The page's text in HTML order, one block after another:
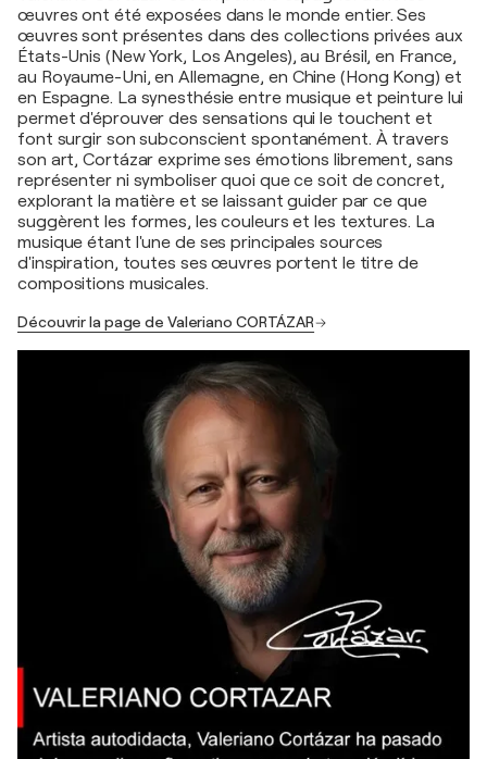
œuvres ont été exposées dans le monde entier. Ses
œuvres sont présentes dans des collections privées aux
États-Unis (New York, Los Angeles), au Brésil, en France,
au Royaume-Uni, en Allemagne, en Chine (Hong Kong) et
en Espagne. La synesthésie entre musique et peinture lui
permet d'éprouver des sensations qui le touchent et
font surgir son subconscient spontanément. À travers
son art, Cortázar exprime ses émotions librement, sans
représenter ni symboliser quoi que ce soit de concret,
explorant la matière et se laissant guider par ce que
suggèrent les formes, les couleurs et les textures. La
musique étant l'une de ses principales sources
d'inspiration, toutes ses œuvres portent le titre de
compositions musicales.
Découvrir la page de Valeriano CORTÁZAR